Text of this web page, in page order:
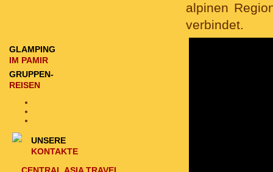
alpinen
verbindet.
GLAMPING
IM PAMIR
GRUPPEN-
REISEN
UNSERE
KONTAKTE